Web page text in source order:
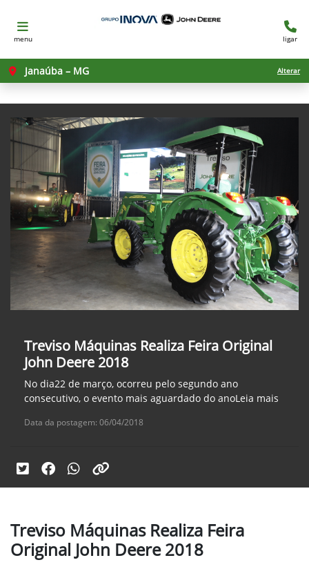
menu ligar
Janaúba – MG Alterar
Treviso Máquinas Realiza Feira Original
John Deere 2018
No dia22 de março, ocorreu pelo segundo ano
consecutivo, o evento mais aguardado do anoLeia mais
Data da postagem: 06/04/2018
Treviso Máquinas Realiza Feira
Original John Deere 2018